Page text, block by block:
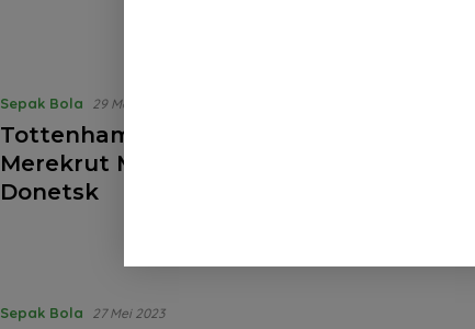
Sepak Bola 29 Mei 2023
Tottenham Hotspur Mempertimbangkan
Merekrut Manor Solomon dari Shakhtar
Donetsk
Sepak Bola 27 Mei 2023